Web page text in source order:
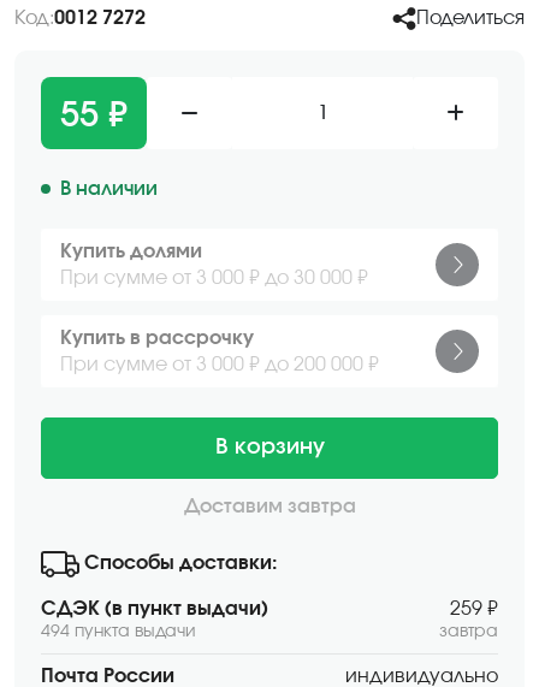
Код:0012 7272 Поделиться
55 ₽
В наличии
Купить долями
При сумме от 3 000 ₽ до 30 000 ₽
Купить в рассрочку
При сумме от 3 000 ₽ до 200 000 ₽
В корзину
Доставим завтра
Способы доставки:
СДЭК (в пункт выдачи)
494 пункта выдачи
259 ₽
завтра
Почта России индивидуально